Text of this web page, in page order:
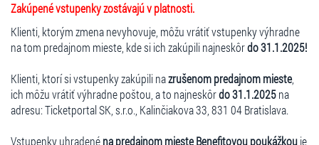
Zakúpené vstupenky zostávajú v platnosti.
Klienti, ktorým zmena nevyhovuje, môžu vrátiť vstupenky výhradne
na tom predajnom mieste, kde si ich zakúpili najneskôrdo 31.1.2025!
Klienti, ktorí si vstupenky zakúpili nazrušenom predajnom mieste,
ich môžu vrátiť výhradne poštou, a to najneskôrdo 31.1.2025na
adresu: Ticketportal SK, s.r.o., Kalinčiakova 33, 831 04 Bratislava.
Vstupenky uhradenéna predajnom mieste Benefitovou poukážkouje